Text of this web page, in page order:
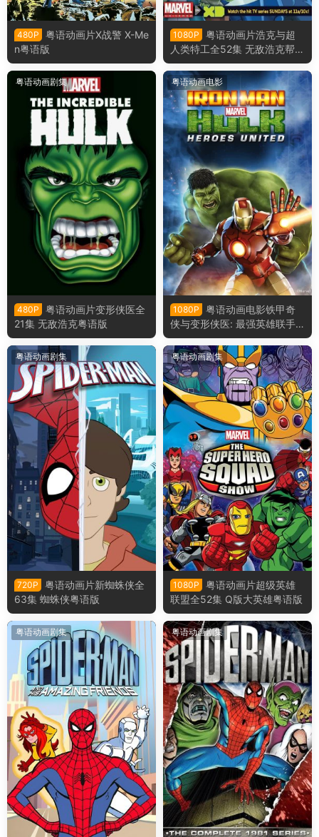
480P
粤语动画片X战警 X-Me
n粤语版
1080P
粤语动画片浩克与超
人类特工全52集 无敌浩克帮粤
语版
粤语动画剧集
480P
粤语动画片变形侠医全
21集 无敌浩克粤语版
粤语动画电影
1080P
粤语动画电影铁甲奇
侠与变形侠医: 最强英雄联手
钢铁侠与浩克：联合战记粤语
版
粤语动画剧集
720P
粤语动画片新蜘蛛侠全
63集 蜘蛛侠粤语版
粤语动画剧集
1080P
粤语动画片超级英雄
联盟全52集 Q版大英雄粤语版
粤语动画剧集 粤语动画剧集